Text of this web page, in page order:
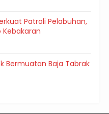
Patroli Pelabuhan,
Kebakaran
Bermuatan Baja Tabrak